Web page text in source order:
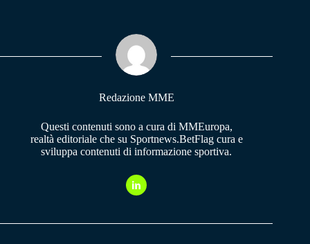
pp m
Redazione MME
Questi contenuti sono a cura di MMEuropa,
realtà editoriale che su Sportnews.BetFlag cura e
sviluppa contenuti di informazione sportiva.